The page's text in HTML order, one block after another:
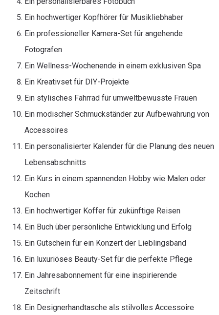
Ein hochwertiger Kopfhörer für Musikliebhaber
Ein professioneller Kamera-Set für angehende
Fotografen
Ein Wellness-Wochenende in einem exklusiven Spa
Ein Kreativset für DIY-Projekte
Ein stylisches Fahrrad für umweltbewusste Frauen
Ein modischer Schmuckständer zur Aufbewahrung von
Accessoires
Ein personalisierter Kalender für die Planung des neuen
Lebensabschnitts
Ein Kurs in einem spannenden Hobby wie Malen oder
Kochen
Ein hochwertiger Koffer für zukünftige Reisen
Ein Buch über persönliche Entwicklung und Erfolg
Ein Gutschein für ein Konzert der Lieblingsband
Ein luxuriöses Beauty-Set für die perfekte Pflege
Ein Jahresabonnement für eine inspirierende
Zeitschrift
Ein Designerhandtasche als stilvolles Accessoire